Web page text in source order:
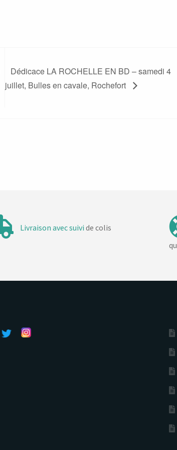
Dédicace LA ROCHELLE EN BD – samedi 4
juillet, Bulles en cavale, Rochefort
Livraison avec suivi de colis